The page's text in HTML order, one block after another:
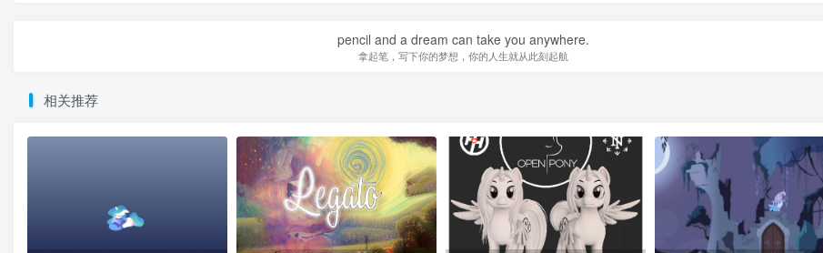
pencil and a dream can take you anywhere.
拿起笔，写下你的梦想，你的人生就从此刻起航
相关推荐